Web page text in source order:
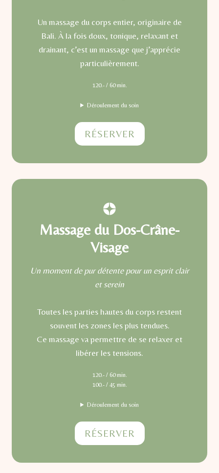
Un massage du corps entier, originaire de
Bali. À la fois doux, tonique, relaxant et
drainant, c’est un massage que j’apprécie
particulièrement.
120.- / 60 min.
Déroulement du soin
RÉSERVER
Massage du Dos-Crâne-
Visage
Un moment de pur détente pour un esprit clair
et serein
Toutes les parties hautes du corps restent
souvent les zones les plus tendues.
Ce massage va permettre de se relaxer et
libérer les tensions.
120.- / 60 min.
100.- / 45 min.
Déroulement du soin
RÉSERVER